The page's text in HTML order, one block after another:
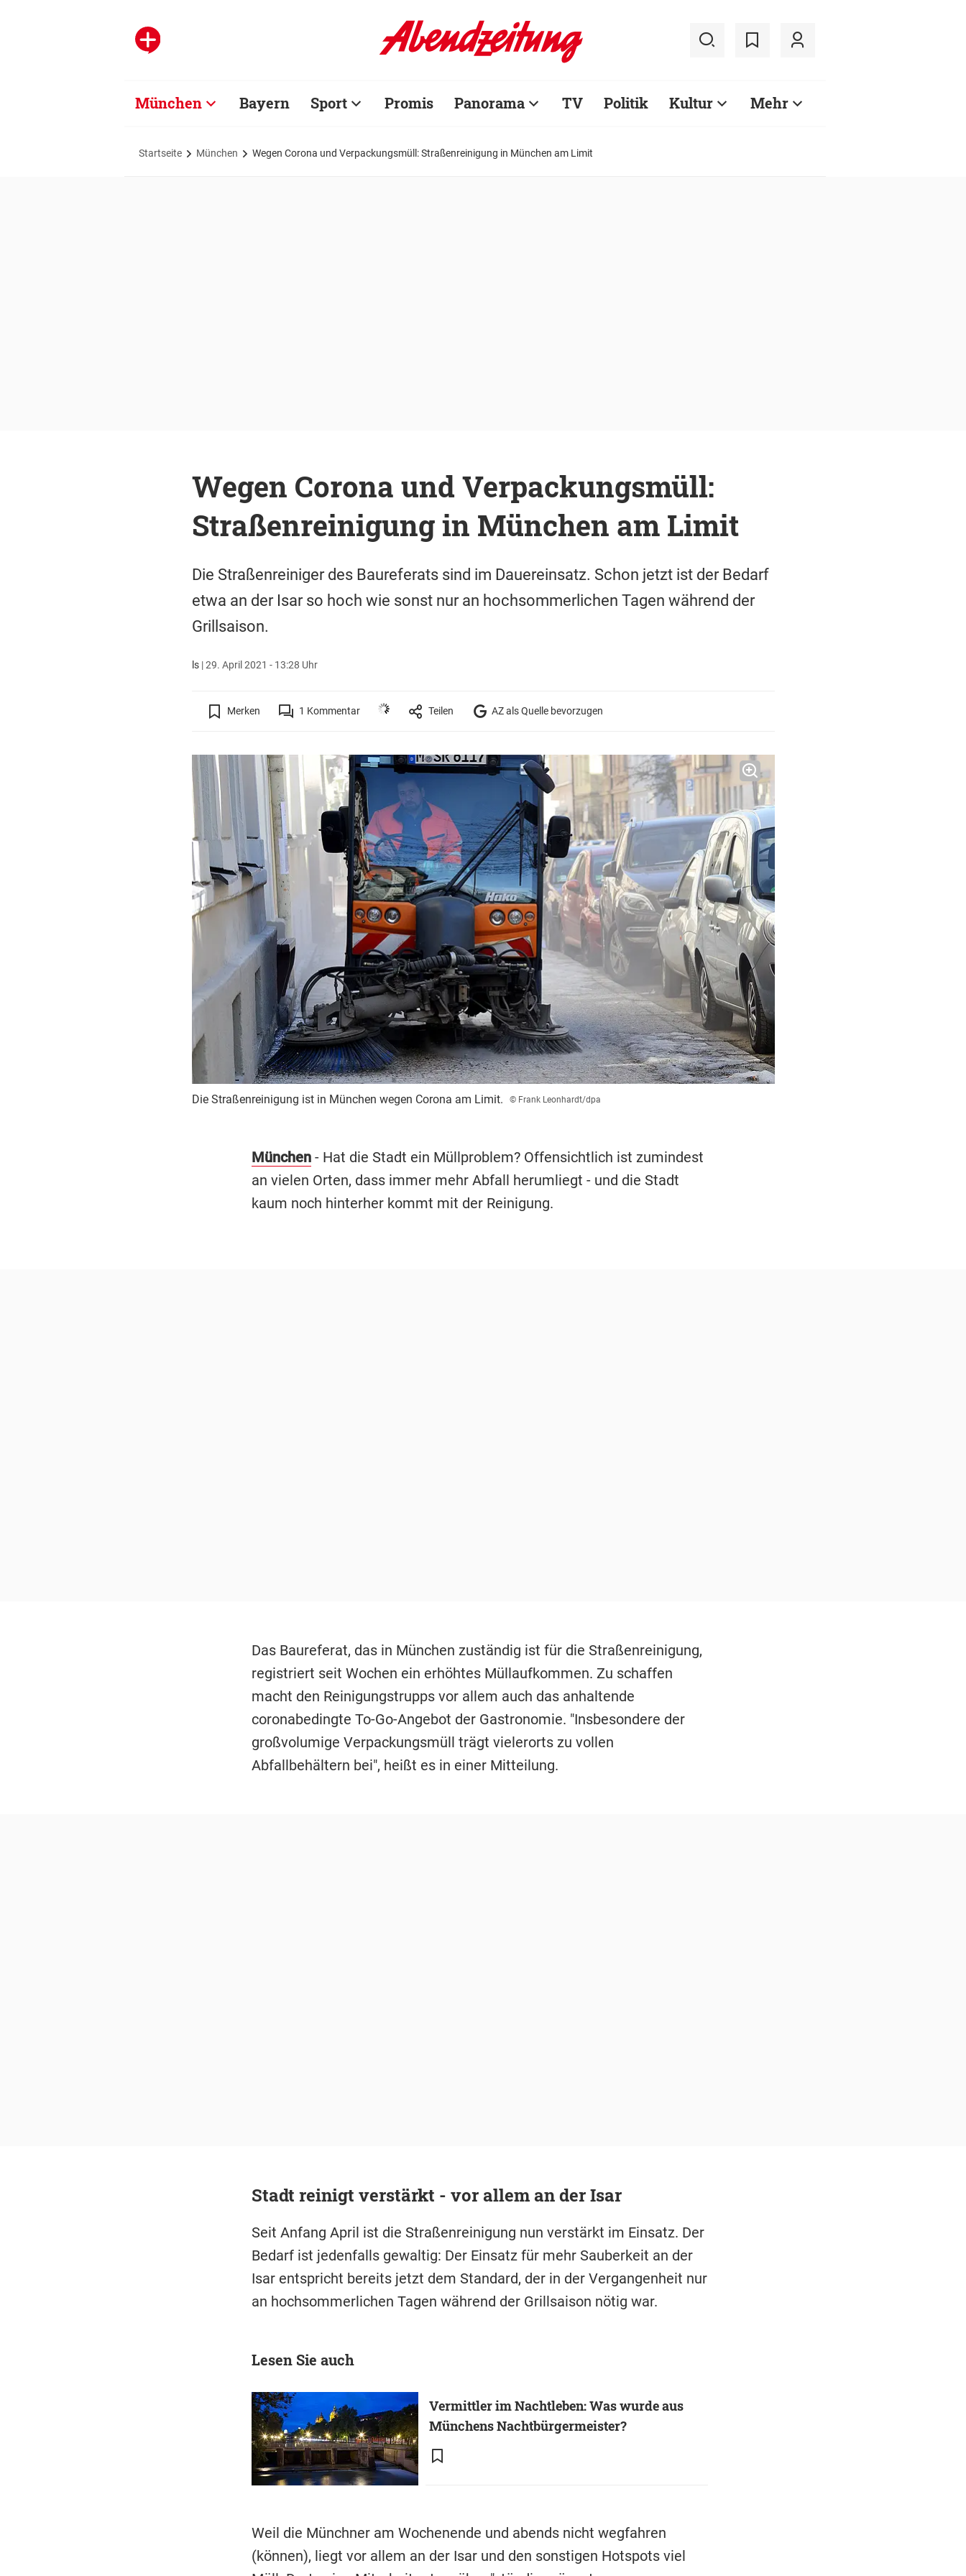
München Bayern Sport Promis Panorama TV Politik Kultur Mehr
Startseite München Wegen Corona und Verpackungsmüll: Straßenreinigung in München am Limit
Wegen Corona und Verpackungsmüll:
Straßenreinigung in München am Limit
Die Straßenreiniger des Baureferats sind im Dauereinsatz. Schon jetzt ist der Bedarf
etwa an der Isar so hoch wie sonst nur an hochsommerlichen Tagen während der
Grillsaison.
ls |29. April 2021 - 13:28 Uhr
Merken 1 Kommentar Teilen AZ als Quelle bevorzugen
Die Straßenreinigung ist in München wegen Corona am Limit. © Frank Leonhardt/dpa
München- Hat die Stadt ein Müllproblem? Offensichtlich ist zumindest
an vielen Orten, dass immer mehr Abfall herumliegt - und die Stadt
kaum noch hinterher kommt mit der Reinigung.
Das Baureferat, das in München zuständig ist für die Straßenreinigung,
registriert seit Wochen ein erhöhtes Müllaufkommen. Zu schaffen
macht den Reinigungstrupps vor allem auch das anhaltende
coronabedingte To-Go-Angebot der Gastronomie. "Insbesondere der
großvolumige Verpackungsmüll trägt vielerorts zu vollen
Abfallbehältern bei", heißt es in einer Mitteilung.
Stadt reinigt verstärkt - vor allem an der Isar
Seit Anfang April ist die Straßenreinigung nun verstärkt im Einsatz. Der
Bedarf ist jedenfalls gewaltig: Der Einsatz für mehr Sauberkeit an der
Isar entspricht bereits jetzt dem Standard, der in der Vergangenheit nur
an hochsommerlichen Tagen während der Grillsaison nötig war.
Lesen Sie auch
Vermittler im Nachtleben: Was wurde aus
Münchens Nachtbürgermeister?
Weil die Münchner am Wochenende und abends nicht wegfahren
(können), liegt vor allem an der Isar und den sonstigen Hotspots viel